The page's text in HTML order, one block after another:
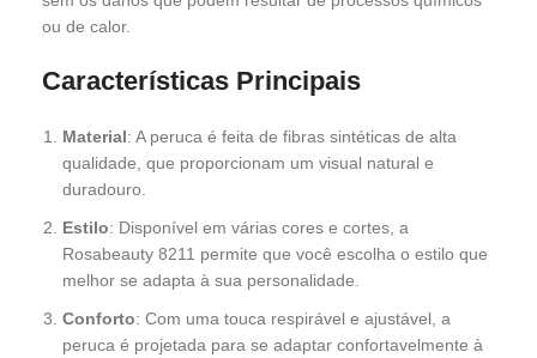
ou de calor.
Características Principais
Material: A peruca é feita de fibras sintéticas de alta
qualidade, que proporcionam um visual natural e
duradouro.
Estilo: Disponível em várias cores e cortes, a
Rosabeauty 8211 permite que você escolha o estilo que
melhor se adapta à sua personalidade.
Conforto: Com uma touca respirável e ajustável, a
peruca é projetada para se adaptar confortavelmente à